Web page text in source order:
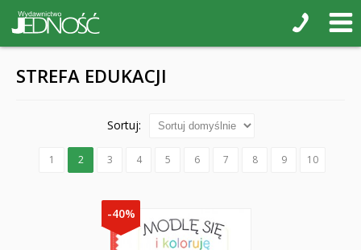
STREFA EDUKACJI
Sortuj:
1 2 3 4 5 6 7 8 9 10
-40%